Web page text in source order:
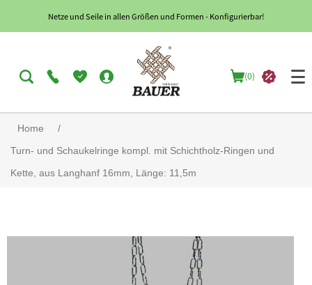
Netze und Seile in allen Größen und Formen - Konfigurierbar!
(0)
Home
/
Turn- und Schaukelringe kompl. mit Schichtholz-Ringen und
Kette, aus Langhanf 16mm, Länge: 11,5m